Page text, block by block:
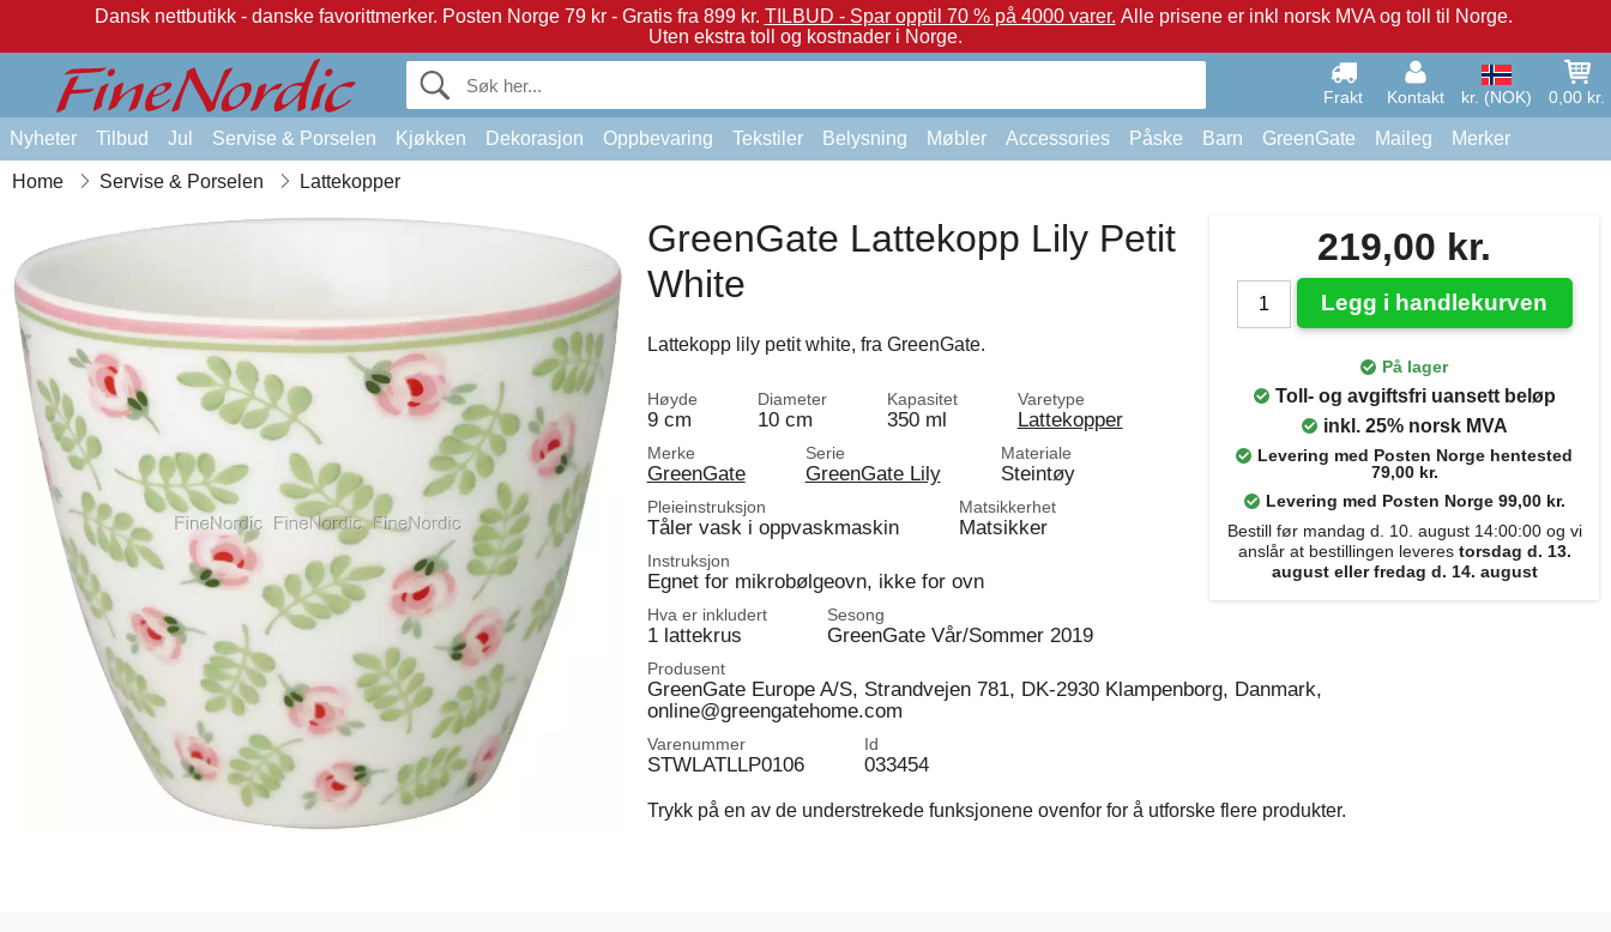
Dansk nettbutikk - danske favorittmerker. Posten Norge 79 kr - Gratis fra 899 kr. TILBUD - Spar opptil 70 % på 4000 varer. Alle prisene er inkl norsk MVA og toll til Norge.
Uten ekstra toll og kostnader i Norge.
Frakt Kontakt kr. (NOK) 0,00 kr.
Nyheter Tilbud Jul Servise & Porselen Kjøkken Dekorasjon Oppbevaring Tekstiler Belysning Møbler Accessories Påske Barn GreenGate Maileg Merker
Home Servise & Porselen Lattekopper
219,00 kr.
Legg i handlekurven
På lager
Toll- og avgiftsfri uansett beløp
inkl. 25% norsk MVA
Levering med Posten Norge hentested
79,00 kr.
Levering med Posten Norge 99,00 kr.
Bestill før mandag d. 10. august 14:00:00 og vi
anslår at bestillingen leveres torsdag d. 13.
august eller fredag d. 14. august
GreenGate Lattekopp Lily Petit
White
Lattekopp lily petit white, fra GreenGate.
Høyde
9 cm
Diameter
10 cm
Kapasitet
350 ml
Varetype
Lattekopper
Merke
GreenGate
Serie
GreenGate Lily
Materiale
Steintøy
Pleieinstruksjon
Tåler vask i oppvaskmaskin
Matsikkerhet
Matsikker
Instruksjon
Egnet for mikrobølgeovn, ikke for ovn
Hva er inkludert
1 lattekrus
Sesong
GreenGate Vår/Sommer 2019
Produsent
GreenGate Europe A/S, Strandvejen 781, DK-2930 Klampenborg, Danmark,
online@greengatehome.com
Varenummer
STWLATLLP0106
Id
033454
Trykk på en av de understrekede funksjonene ovenfor for å utforske flere produkter.